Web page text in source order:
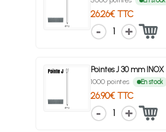
26.26€ TTC
1
Pointes J 30 mm INOX
1000 pointes En stock
26.90€ TTC
1